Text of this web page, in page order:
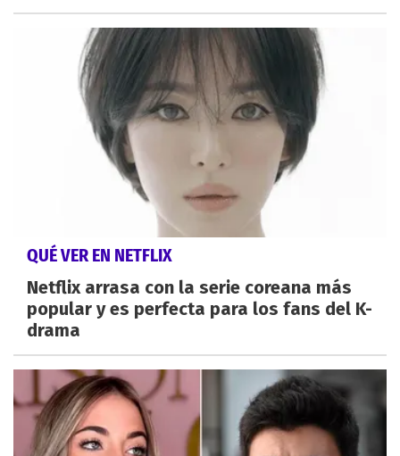
QUÉ VER EN NETFLIX
Netflix arrasa con la serie coreana más
popular y es perfecta para los fans del K-
drama